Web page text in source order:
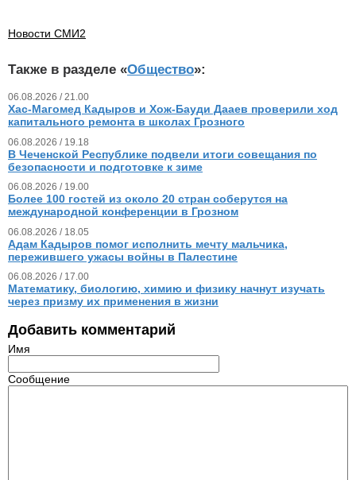
Новости СМИ2
Также в разделе «Общество»:
06.08.2026 / 21.00
Хас-Магомед Кадыров и Хож-Бауди Дааев проверили ход
капитального ремонта в школах Грозного
06.08.2026 / 19.18
В Чеченской Республике подвели итоги совещания по
безопасности и подготовке к зиме
06.08.2026 / 19.00
Более 100 гостей из около 20 стран соберутся на
международной конференции в Грозном
06.08.2026 / 18.05
Адам Кадыров помог исполнить мечту мальчика,
пережившего ужасы войны в Палестине
06.08.2026 / 17.00
Математику, биологию, химию и физику начнут изучать
через призму их применения в жизни
Добавить комментарий
Имя
Сообщение